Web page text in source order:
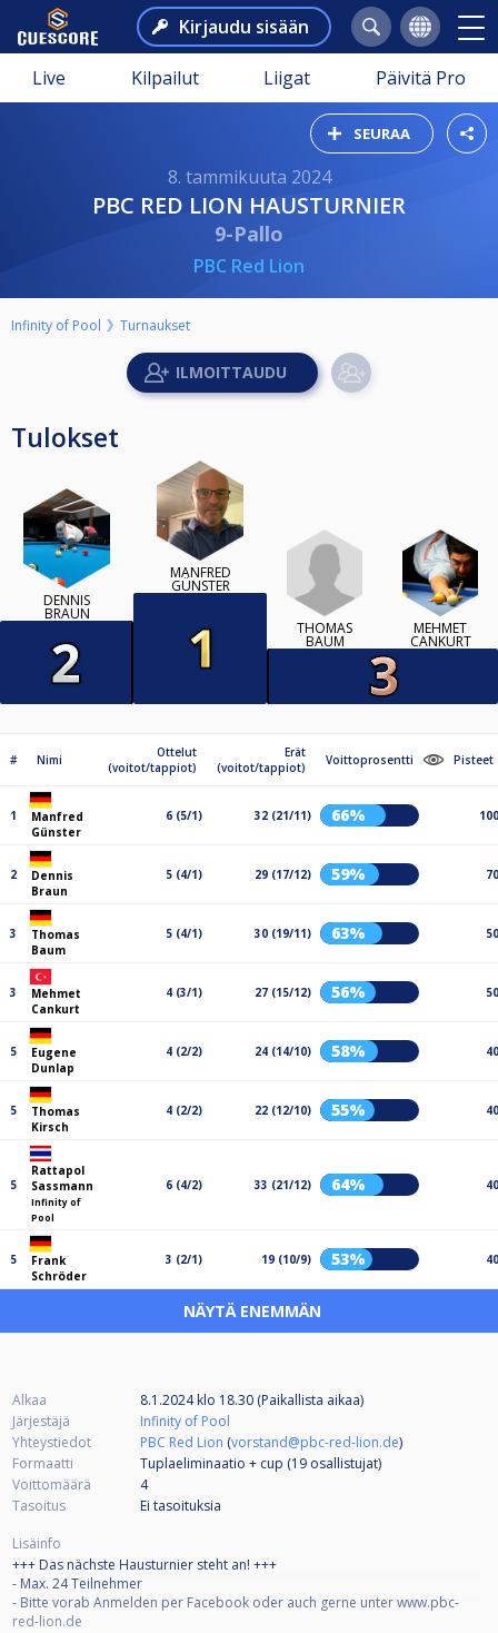
Kirjaudu sisään
Live Kilpailut Liigat Päivitä Pro
SEURAA
8. tammikuuta 2024
PBC RED LION HAUSTURNIER
9-Pallo
PBC Red Lion
Infinity of Pool Turnaukset
Tulokset
DENNIS
BRAUN
MANFRED
GÜNSTER
THOMAS
BAUM
MEHMET
CANKURT
# Nimi
Ottelut
(voitot/tappiot)
Erät
(voitot/tappiot)
Voittoprosentti Pisteet
1
Manfred
Günster
6 (5/1) 32 (21/11) 66% 100
2
Dennis
Braun
5 (4/1) 29 (17/12) 59% 70
3
Thomas
Baum
5 (4/1) 30 (19/11) 63% 50
3
Mehmet
Cankurt
4 (3/1) 27 (15/12) 56% 50
5
Eugene
Dunlap
4 (2/2) 24 (14/10) 58% 40
5
Thomas
Kirsch
4 (2/2) 22 (12/10) 55% 40
5
Rattapol
Sassmann
Infinity of
Pool
6 (4/2) 33 (21/12) 64% 40
5
Frank
Schröder
3 (2/1) 19 (10/9) 53% 40
NÄYTÄ ENEMMÄN
Alkaa
8.1.2024 klo 18.30 (Paikallista aikaa)
Järjestäjä
Infinity of Pool
Yhteystiedot
PBC Red Lion (vorstand@pbc-red-lion.de)
Formaatti
Tuplaeliminaatio + cup (19 osallistujat)
Voittomäärä
4
Tasoitus
Ei tasoituksia
Lisäinfo
+++ Das nächste Hausturnier steht an! +++
- Max. 24 Teilnehmer
- Bitte vorab Anmelden per Facebook oder auch gerne unter www.pbc-
red-lion.de